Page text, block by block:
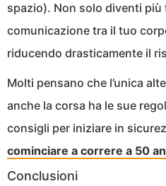
spazio). Non solo diventi più
comunicazione tra il tuo
riducendo drasticamente il
Molti pensano che l’unica
anche la corsa ha le sue
consigli per iniziare in
cominciare a correre a 50
Conclusioni